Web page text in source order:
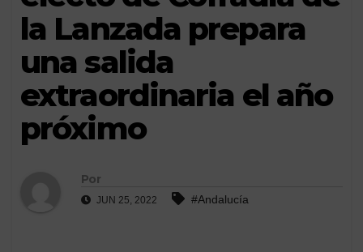
la Lanzada prepara
una salida
extraordinaria el año
próximo
Por
JUN 25, 2022 #Andalucía